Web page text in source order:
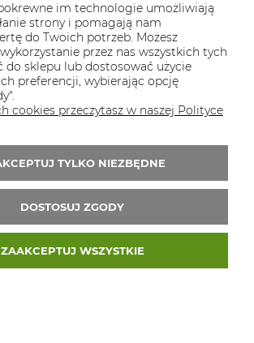
NIP: 5130281419
REGON: 523313151
Tel.:
796 434 468
E-mail:biuro@ekopaka.pl
do newslletera i odbierz 5% rabatu
na pierwsze zakupy
im technologie umożliwiają
strony i pomagają nam
do Twoich potrzeb. Możesz
przez nas wszystkich tych
do sklepu lub dostosować użycie
preferencji, wybierając opcję
cookies przeczytasz w naszej Polityce
TYLKO NIEZBĘDNE
DOSTOSUJ ZGODY
ZAAKCEPTUJ WSZYSTKIE